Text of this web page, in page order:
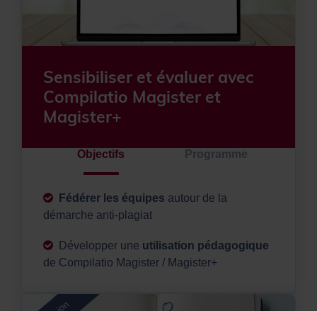
Sensibiliser et évaluer avec
Compilatio Magister et
Magister+
Objectifs Programme
Fédérer les équipes autour de la
démarche anti-plagiat
Développer une utilisation pédagogique
de Compilatio Magister / Magister+